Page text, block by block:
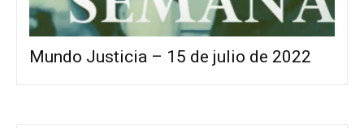
Mundo Justicia – 15 de julio de 2022